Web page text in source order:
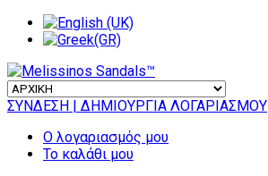
ΣΥΝΔΕΣΗ | ΔΗΜΙΟΥΡΓΙΑ ΛΟΓΑΡΙΑΣΜΟΥ
Ο λογαριασμός μου
Το καλάθι μου